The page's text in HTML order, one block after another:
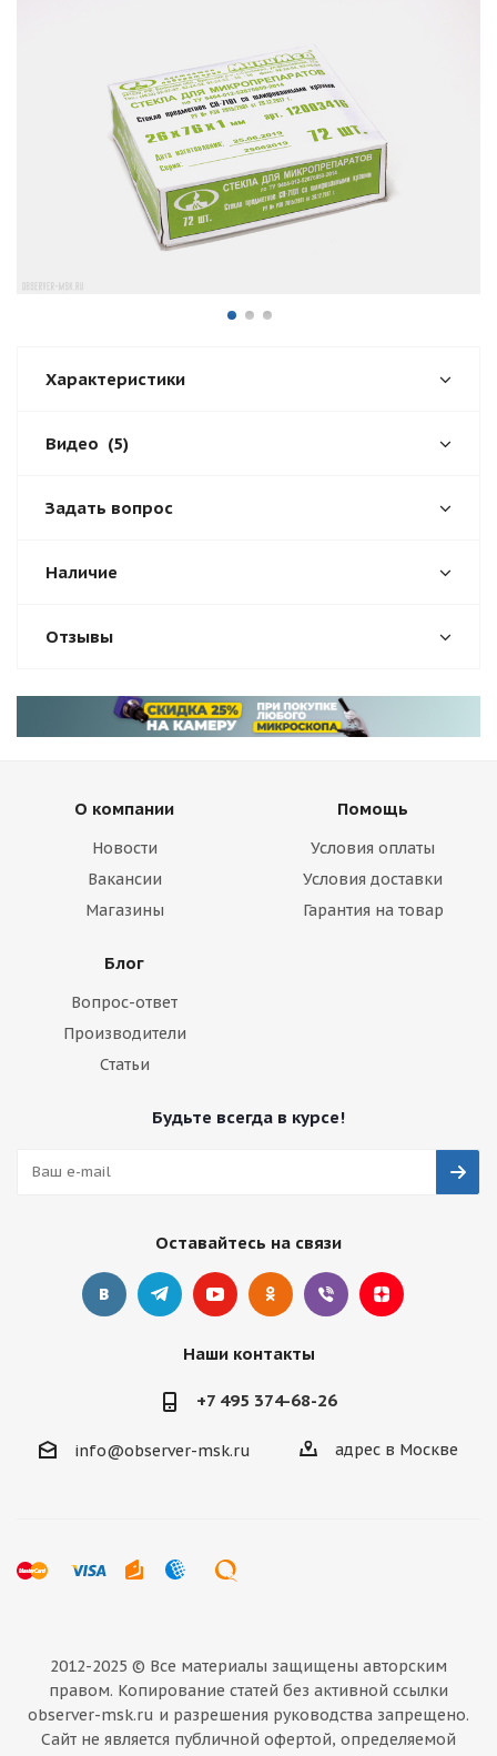
Характеристики
Видео (5)
Задать вопрос
Наличие
Отзывы
О компании
Новости
Вакансии
Магазины
Помощь
Условия оплаты
Условия доставки
Гарантия на товар
Блог
Вопрос-ответ
Производители
Статьи
Будьте всегда в курсе!
Оставайтесь на связи
Наши контакты
+7 495 374-68-26
info@observer-msk.ru адрес в Москве
2012-2025 © Все материалы защищены авторским
правом. Копирование статей без активной ссылки
observer-msk.ru и разрешения руководства запрещено.
Сайт не является публичной офертой, определяемой